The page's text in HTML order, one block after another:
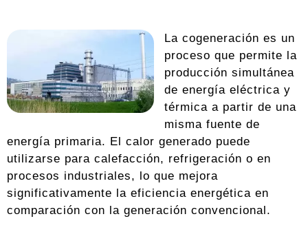
La cogeneración es un
proceso que permite la
producción simultánea
de energía eléctrica y
térmica a partir de una
misma fuente de
energía primaria. El calor generado puede
utilizarse para calefacción, refrigeración o en
procesos industriales, lo que mejora
significativamente la eficiencia energética en
comparación con la generación convencional.